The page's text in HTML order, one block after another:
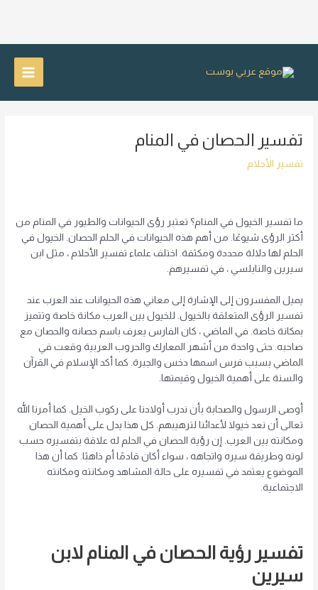
Main
تفسير الحصان في المنام
تفسير الأحلام
ما تفسير الخيول في المنام؟ تعتبر رؤى الحيوانات والطيور في المنام من
أكثر الرؤى شيوعًا. من أهم هذه الحيوانات في الحلم الحصان. الخيول في
الحلم لها دلالة محددة ومكثفة. اختلف علماء تفسير الأحلام ، مثل ابن
سيرين والنابلسي ، في تفسيرهم.
يميل المفسرون إلى الإشارة إلى معاني هذه الحيوانات عند العرب عند
تفسير الرؤى المتعلقة بالخيول. للخيول بين العرب مكانة خاصة وتتميز
بمكانة خاصة. في الماضي ، كان الفارس يعرف باسم حصانه والحصان مع
صاحبه. حتى واحدة من أشهر المعارك والحروب العربية وقعت في
الماضي بسبب فرس اسمها دخس والجبرة. كما أكد الإسلام في القرآن
والسنة على أهمية الخيول وقيمتها.
أوصى الرسول والصحابة بأن ندرب أولادنا على ركوب الخيل. كما أمرنا الله
تعالى أن نعد خيولا لأعدائنا لترهيبهم. كل هذا يدل على أهمية الحصان
ومكانته بين العرب. إن رؤية الحصان في الحلم له علاقة بتفسيره حسب
لونه وطريقة سيره واتجاهه ، سواء أكان قادمًا أم ذاهبًا. كما أن هذا
الموضوع يعتمد في تفسيره على حالة المشاهد ومكانته ومكانته
الاجتماعية.
تفسير رؤية الحصان في المنام لابن
سيرين